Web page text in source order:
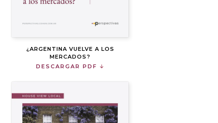
¿ARGENTINA VUELVE A LOS
MERCADOS?
DESCARGAR PDF